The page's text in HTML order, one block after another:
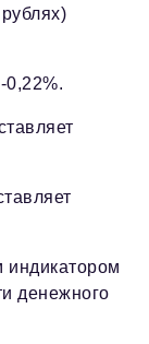
0,22%.
индикатором
денежного